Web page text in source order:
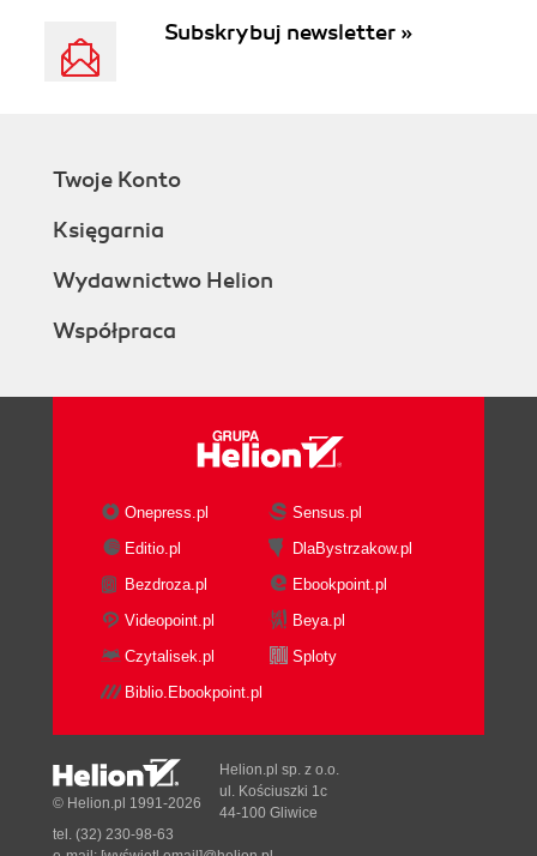
Subskrybuj newsletter »
Twoje Konto
Księgarnia
Wydawnictwo Helion
Współpraca
Onepress.pl
Sensus.pl
Editio.pl
DlaBystrzakow.pl
Bezdroza.pl
Ebookpoint.pl
Videopoint.pl
Beya.pl
Czytalisek.pl
Sploty
Biblio.Ebookpoint.pl
© Helion.pl 1991-2026
Helion.pl sp. z o.o.
ul. Kościuszki 1c
44-100 Gliwice
tel. (32) 230-98-63